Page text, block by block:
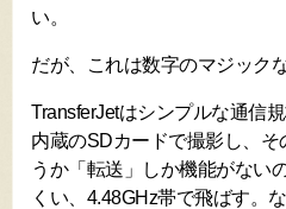
い。
だが、これは数字のマジック
TransferJetはシンプルな通信
内蔵のSDカードで撮影し、
うか「転送」しか機能がない
くい、4.48GHz帯で飛ばす。